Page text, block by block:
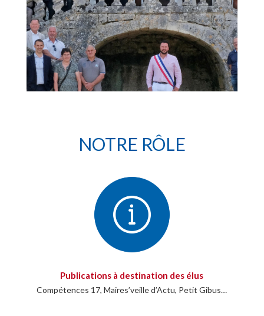
NOTRE RÔLE
Publications à destination des élus
Compétences 17, Maires’veille d’Actu, Petit Gibus…